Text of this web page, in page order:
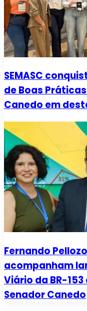
SEMASC
de Boas
Canedo em
Fernando
acompanham
Viário da BR-
Senador Canedo